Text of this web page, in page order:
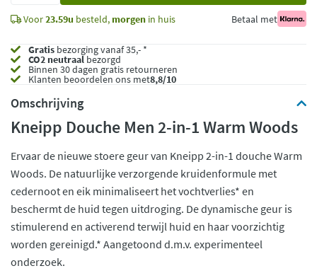
Voor23.59u besteld, morgen in huis Betaal met
Gratis bezorging vanaf 35,- *
CO2 neutraalbezorgd
Binnen 30 dagen gratis retourneren
Klanten beoordelen ons met8,8/10
Omschrijving
Kneipp Douche Men 2-in-1 Warm Woods
Ervaar de nieuwe stoere geur van Kneipp 2-in-1 douche Warm
Woods. De natuurlijke verzorgende kruidenformule met
cedernoot en eik minimaliseert het vochtverlies* en
beschermt de huid tegen uitdroging. De dynamische geur is
stimulerend en activerend terwijl huid en haar voorzichtig
worden gereinigd.* Aangetoond d.m.v. experimenteel
onderzoek.